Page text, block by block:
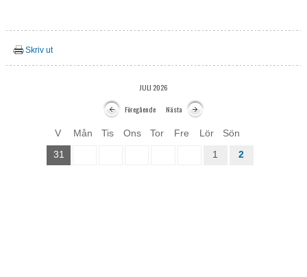
Skriv ut
JULI 2026
Föregående
Nästa
V Mån Tis Ons Tor Fre Lör
Sön
31
1 2